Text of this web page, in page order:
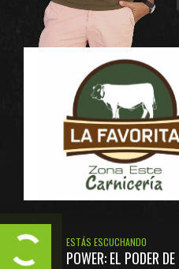
ESTÁS ESCUCHANDO
POWER: EL PODER